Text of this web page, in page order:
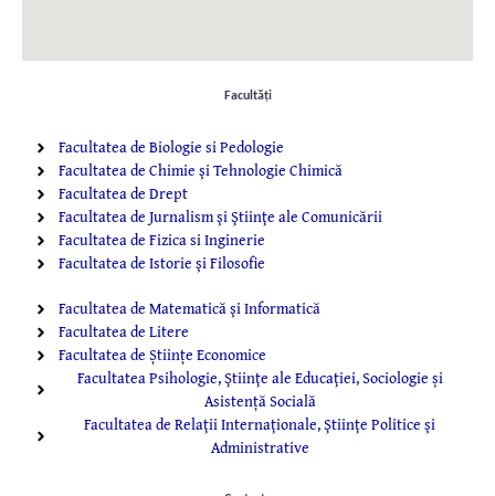
Facultăţi
Facultatea de Biologie si Pedologie
Facultatea de Chimie şi Tehnologie Chimică
Facultatea de Drept
Facultatea de Jurnalism şi Ştiinţe ale Comunicării
Facultatea de Fizica si Inginerie
Facultatea de Istorie şi Filosofie
Facultatea de Matematică şi Informatică
Facultatea de Litere
Facultatea de Științe Economice
Facultatea Psihologie, Ştiinţe ale Educaţiei, Sociologie și
Asistență Socială
Facultatea de Relaţii Internaţionale, Ştiinţe Politice şi
Administrative